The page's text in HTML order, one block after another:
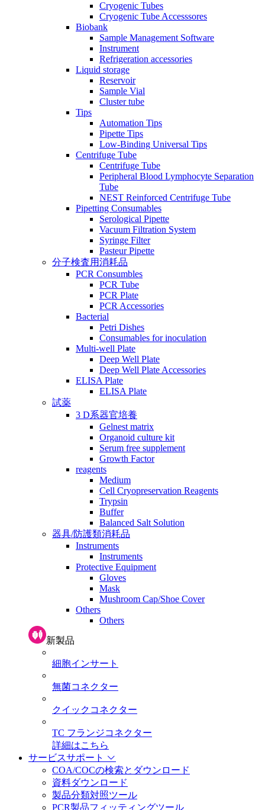
Cryogenic Tubes
Cryogenic Tube Accesssores
Biobank
Sample Management Software
Instrument
Refrigeration accessories
Liquid storage
Reservoir
Sample Vial
Cluster tube
Tips
Automation Tips
Pipette Tips
Low-Binding Universal Tips
Centrifuge Tube
Centrifuge Tube
Peripheral Blood Lymphocyte Separation
Tube
NEST Reinforced Centrifuge Tube
Pipetting Consumables
Serological Pipette
Vacuum Filtration System
Syringe Filter
Pasteur Pipette
分子検査用消耗品
PCR Consumbles
PCR Tube
PCR Plate
PCR Accessories
Bacterial
Petri Dishes
Consumables for inoculation
Multi-well Plate
Deep Well Plate
Deep Well Plate Accessories
ELISA Plate
ELISA Plate
試薬
3 D系器官培養
Gelnest matrix
Organoid culture kit
Serum free supplement
Growth Factor
reagents
Medium
Cell Cryopreservation Reagents
Trypsin
Buffer
Balanced Salt Solution
器具/防護類消耗品
Instruments
Instruments
Protective Equipment
Gloves
Mask
Mushroom Cap/Shoe Cover
Others
Others
新製品
細胞インサート
無菌コネクター
クイックコネクター
TC フランジコネクター
詳細はこちら
サービスサポート
COA/COCの検索とダウンロード
資料ダウンロード
製品分類対照ツール
PCR製品フィッティングツール